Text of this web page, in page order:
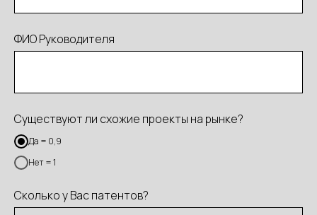
ФИО Руководителя
Существуют ли схожие проекты на рынке?
Да = 0,9
Нет = 1
Сколько у Вас патентов?